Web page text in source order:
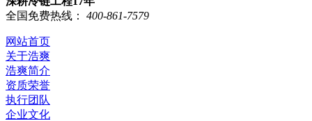
全国免费热线：
400-861-7579
网站首页
关于浩爽
浩爽简介
资质荣誉
执行团队
企业文化